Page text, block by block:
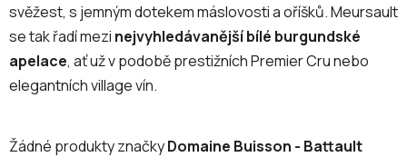
svěžest, s jemným dotekem máslovosti a oříšků. Meursault
se tak řadí mezi nejvyhledávanější bílé burgundské
apelace, ať už v podobě prestižních Premier Cru nebo
elegantních village vín.
Žádné produkty značkyDomaine Buisson - Battault